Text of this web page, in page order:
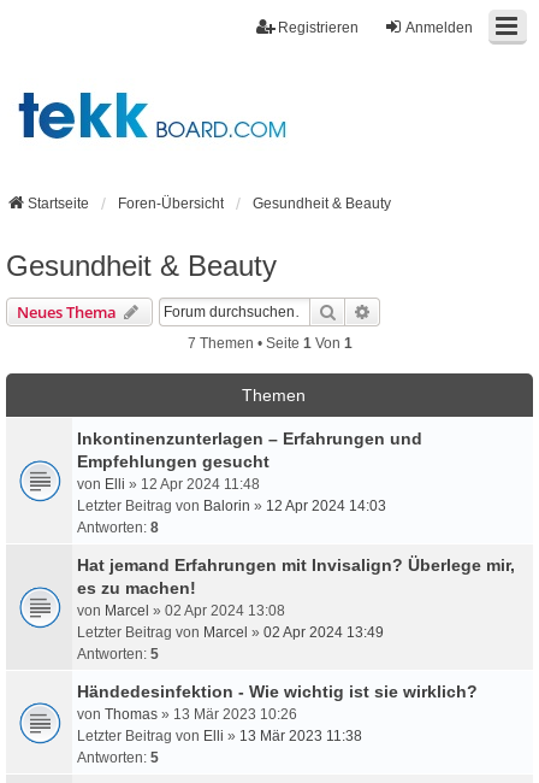
Anmelden
Registrieren
Startseite Foren-Übersicht Gesundheit & Beauty
Gesundheit & Beauty
Neues Thema Suche
7 Themen • Seite 1Von 1
Themen
Inkontinenzunterlagen – Erfahrungen und
Empfehlungen gesucht
von Elli » 12 Apr 2024 11:48
Letzter Beitrag von Balorin » 12 Apr 2024 14:03
Antworten: 8
Hat jemand Erfahrungen mit Invisalign? Überlege mir,
es zu machen!
von Marcel » 02 Apr 2024 13:08
Letzter Beitrag von Marcel » 02 Apr 2024 13:49
Antworten: 5
Händedesinfektion - Wie wichtig ist sie wirklich?
von Thomas » 13 Mär 2023 10:26
Letzter Beitrag von Elli » 13 Mär 2023 11:38
Antworten: 5